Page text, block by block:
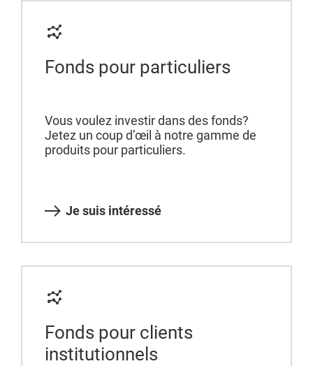
Fonds pour particuliers
Vous voulez investir dans des fonds?
Jetez un coup d’œil à notre gamme de
produits pour particuliers.
Je suis intéressé
Fonds pour clients
institutionnels